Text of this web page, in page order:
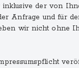
der von
Anfrage und für
wir nicht ohne